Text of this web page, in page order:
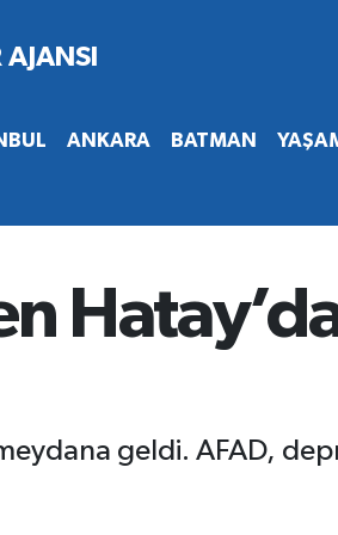
ANKARA BATMAN
geldi. AFAD,